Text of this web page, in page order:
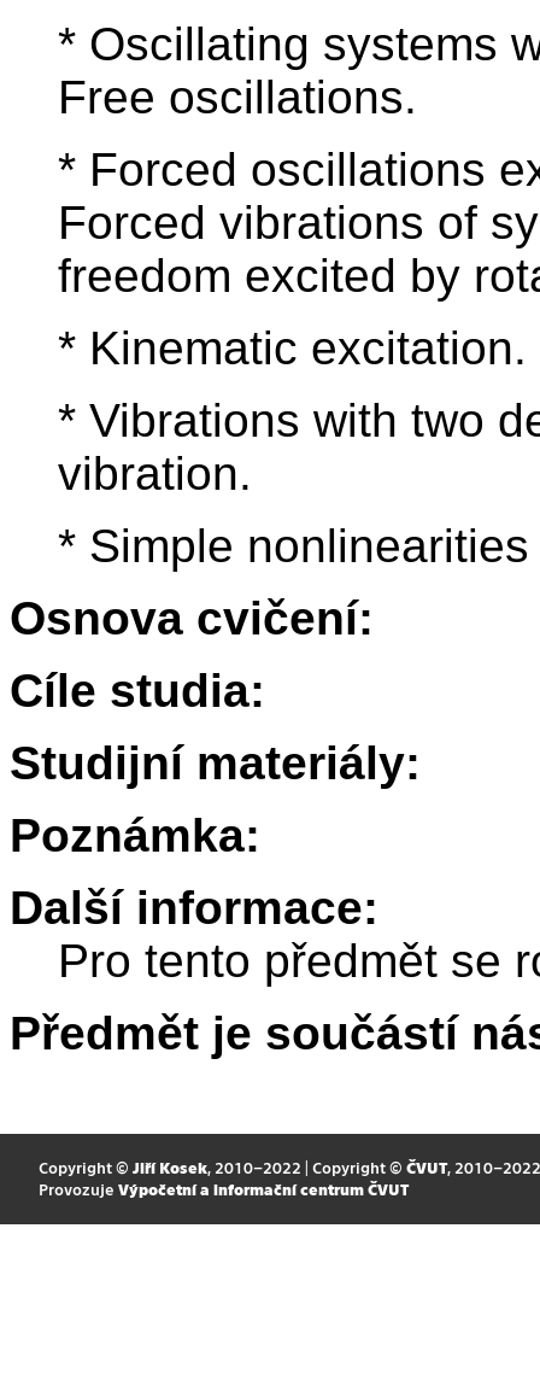
* Oscillating systems
Free oscillations.
* Forced oscillations
Forced vibrations of
freedom excited by
* Kinematic excitation.
* Vibrations with two
vibration.
* Simple
Osnova cvičení:
Cíle studia:
Studijní materiály:
Poznámka:
Další informace:
Pro tento předmět se
Předmět je součástí
Copyright © Jiří Kosek, 2010–2022 | Copyright © ČVUT, 2010–2022
Provozuje Výpočetní a informační centrum ČVUT